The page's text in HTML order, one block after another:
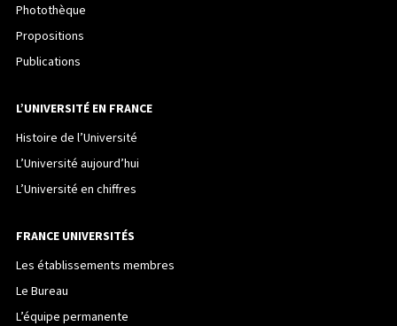
Photothèque
Propositions
Publications
L’UNIVERSITÉ EN FRANCE
Histoire de l’Université
L’Université aujourd’hui
L’Université en chiffres
FRANCE UNIVERSITÉS
Les établissements membres
Le Bureau
L’équipe permanente